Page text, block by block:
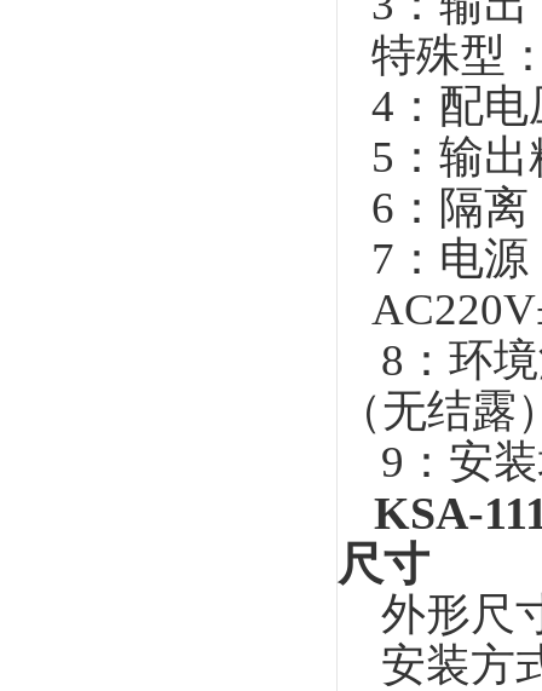
特殊型
4：配
5：输出
6：隔
7：电源
8：环境
（无结露
9：安装
KSA-
尺寸
外形尺
安装方